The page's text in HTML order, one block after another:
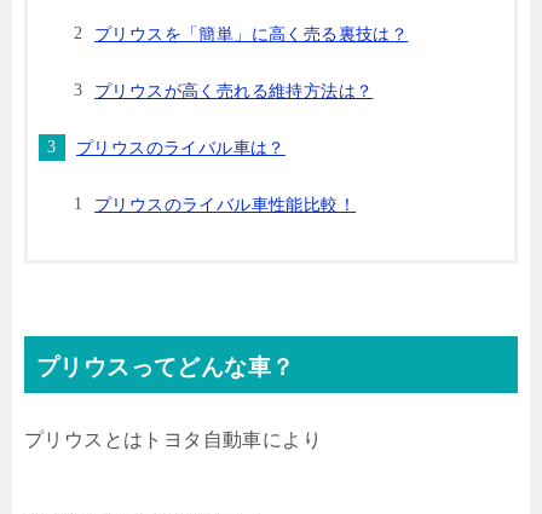
プリウスを「簡単」に高く売る裏技は？
プリウスが高く売れる維持方法は？
プリウスのライバル車は？
プリウスのライバル車性能比較！
プリウスってどんな車？
プリウスとはトヨタ自動車により